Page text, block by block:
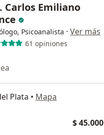
Carlos Emiliano
Psicoanalista · Ver más
61 opiniones
Plata • Mapa
$ 45.000